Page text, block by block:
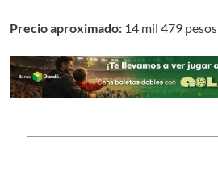
Precio aproximado: 14 mil 479 pesos